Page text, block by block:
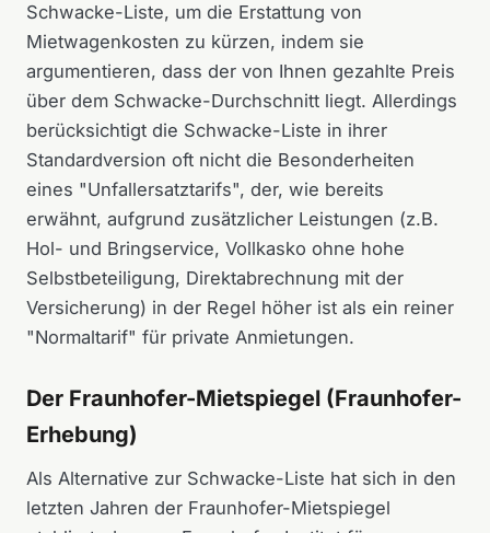
Schwacke-Liste, um die Erstattung von
Mietwagenkosten zu kürzen, indem sie
argumentieren, dass der von Ihnen gezahlte Preis
über dem Schwacke-Durchschnitt liegt. Allerdings
berücksichtigt die Schwacke-Liste in ihrer
Standardversion oft nicht die Besonderheiten
eines "Unfallersatztarifs", der, wie bereits
erwähnt, aufgrund zusätzlicher Leistungen (z.B.
Hol- und Bringservice, Vollkasko ohne hohe
Selbstbeteiligung, Direktabrechnung mit der
Versicherung) in der Regel höher ist als ein reiner
"Normaltarif" für private Anmietungen.
Der Fraunhofer-Mietspiegel (Fraunhofer-
Erhebung)
Als Alternative zur Schwacke-Liste hat sich in den
letzten Jahren der Fraunhofer-Mietspiegel